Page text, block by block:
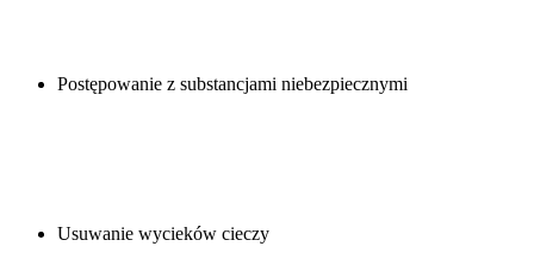
Postępowanie z substancjami niebezpiecznymi
Usuwanie wycieków cieczy